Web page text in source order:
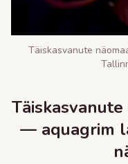
Täiskasvanute
— aquagrim